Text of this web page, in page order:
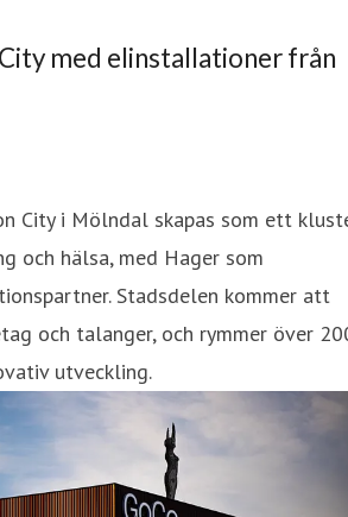
med elinstallationer från
City i Mölndal skapas som ett
och hälsa, med Hager som
Stadsdelen kommer att
och talanger, och rymmer över
utveckling.